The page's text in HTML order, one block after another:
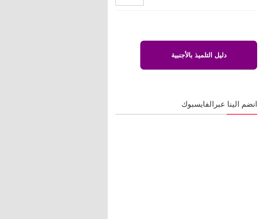
دليل التلميذ بالأجنبية
انضم الينا عبرالفايسبوك